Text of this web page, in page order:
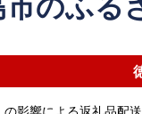
の影響による返礼品配